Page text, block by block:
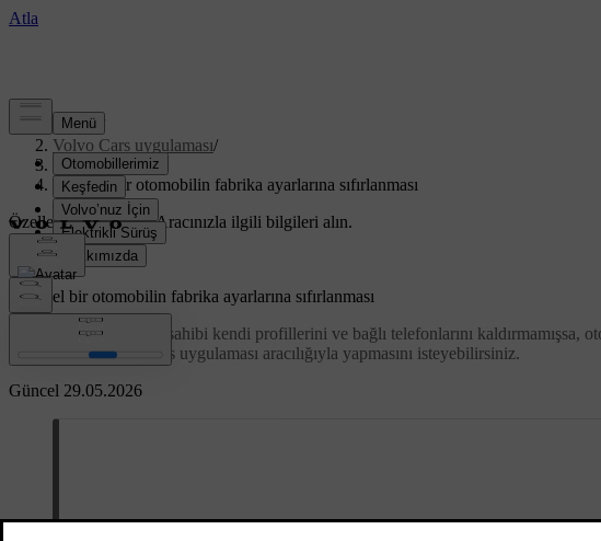
Destek
Volvo Cars uygulaması/
Başlarken/
İkinci el bir otomobilin fabrika ayarlarına sıfırlanması
Özelleştirilmiş destekAracınızla ilgili bilgileri alın.
Giriş yap
Güncel 29.05.2026
İkinci el bir otomobilin fabrika ayarlarına sıfırlanması
Otomobilinizin önceki sahibi kendi profillerini ve bağlı telefonlarını
kullanıcıdan Volvo Cars uygulaması aracılığıyla yapmasını isteyebilirsiniz.